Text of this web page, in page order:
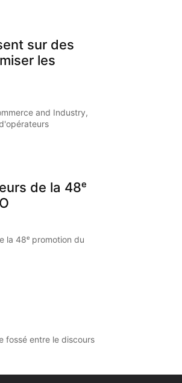
sur des
les
and Industry,
de la 48ᵉ
la 48ᵉ promotion du
fossé entre le discours